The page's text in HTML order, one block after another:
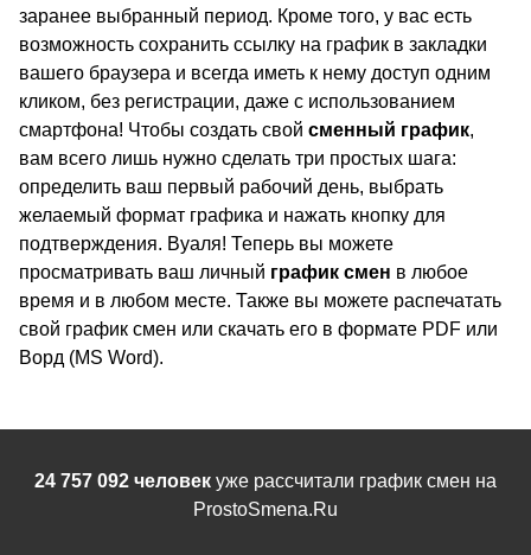
заранее выбранный период. Кроме того, у вас есть
возможность сохранить ссылку на график в закладки
вашего браузера и всегда иметь к нему доступ одним
кликом, без регистрации, даже с использованием
смартфона! Чтобы создать свой сменный график,
вам всего лишь нужно сделать три простых шага:
определить ваш первый рабочий день, выбрать
желаемый формат графика и нажать кнопку для
подтверждения. Вуаля! Теперь вы можете
просматривать ваш личный график смен в любое
время и в любом месте. Также вы можете распечатать
свой график смен или скачать его в формате PDF или
Ворд (MS Word).
24 757 092 человек уже рассчитали график смен на
ProstoSmena.Ru